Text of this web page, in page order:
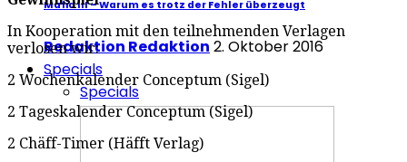
Mafia III – Warum es trotz der Fehler überzeugt
Redaktion Redaktion 2. Oktober 2016
Specials
Specials
In Kooperation mit den teilnehmenden Verlagen
verlosen wir:
2 Wochenkalender Conceptum (Sigel)
2 Tageskalender Conceptum (Sigel)
2 Chäff-Timer (Häfft Verlag)